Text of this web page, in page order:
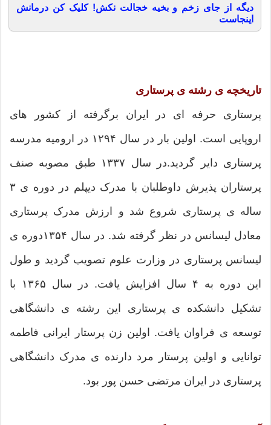
دیگه از جای زخم و بخیه خجالت نکش! کلیک کن درمانش
اینجاست
تاریخچه ی رشته ی پرستاری
پرستاری حرفه ای در ایران برگرفته از کشور های
اروپایی است. اولین بار در سال ۱۲۹۴ در ارومیه مدرسه
پرستاری دایر گردید.در سال ۱۳۳۷ طبق مصوبه صنف
پرستاران پذیرش داوطلبان با مدرک دیپلم در دوره ی ۳
ساله ی پرستاری شروع شد و ارزش مدرک پرستاری
معادل لیسانس در نظر گرفته شد. در سال ۱۳۵۴دوره ی
لیسانس پرستاری در وزارت علوم تصویب گردید و طول
این دوره به ۴ سال افزایش یافت. در سال ۱۳۶۵ با
تشکیل دانشکده ی پرستاری این رشته ی دانشگاهی
توسعه ی فراوان یافت. اولین زن پرستار ایرانی فاطمه
توانایی و اولین پرستار مرد دارنده ی مدرک دانشگاهی
پرستاری در ایران مرتضی حسن پور بود.